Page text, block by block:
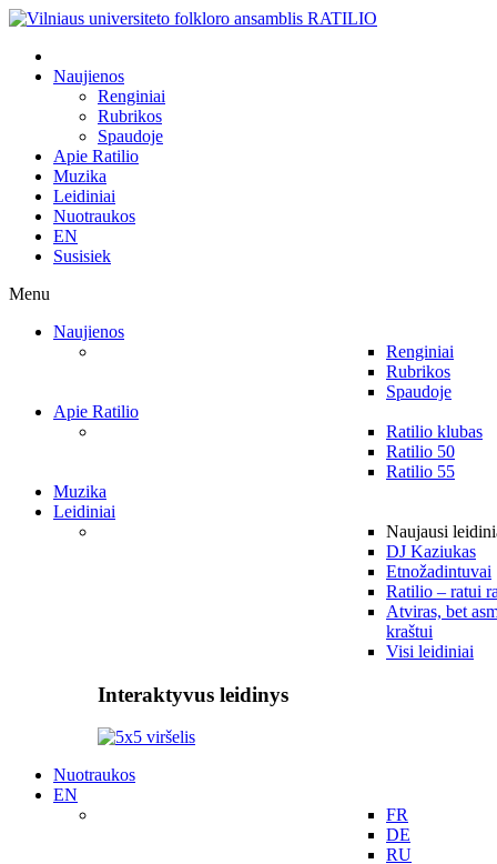
Naujienos
Renginiai
Rubrikos
Spaudoje
Apie Ratilio
Muzika
Leidiniai
Nuotraukos
EN
Susisiek
Menu
Naujienos
Renginiai
Rubrikos
Spaudoje
Apie Ratilio
Ratilio klubas
Ratilio 50
Ratilio 55
Muzika
Leidiniai
Naujausi
DJ Kaziukas
Etnožadintuvai
Ratilio – ratui
Atviras, bet
kraštui
Visi leidiniai
Interaktyvus leidinys
Nuotraukos
EN
FR
DE
RU